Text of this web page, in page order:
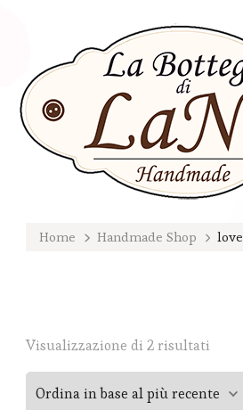
Home Handmade Shop love
Visualizzazione di 2 risultati
in
base